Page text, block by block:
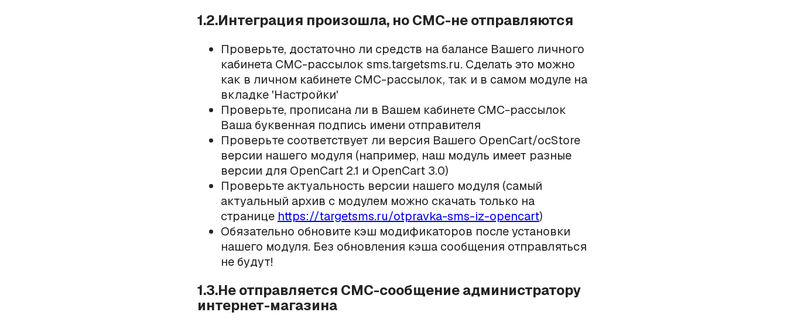
1.2.Интеграция произошла, но СМС-не отправляются
Проверьте, достаточно ли средств на балансе Вашего личного
кабинета СМС-рассылок sms.targetsms.ru. Сделать это можно
как в личном кабинете СМС-рассылок, так и в самом модуле на
вкладке 'Настройки'
Проверьте, прописана ли в Вашем кабинете СМС-рассылок
Ваша буквенная подпись имени отправителя
Проверьте соответствует ли версия Вашего OpenCart/ocStore
версии нашего модуля (например, наш модуль имеет разные
версии для OpenCart 2.1 и OpenCart 3.0)
Проверьте актуальность версии нашего модуля (самый
актуальный архив с модулем можно скачать только на
странице https://targetsms.ru/otpravka-sms-iz-opencart)
Обязательно обновите кэш модификаторов после установки
нашего модуля. Без обновления кэша сообщения отправляться
не будут!
1.3.Не отправляется СМС-сообщение администратору
интернет-магазина